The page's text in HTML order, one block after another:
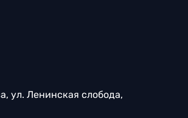
ул. Ленинская слобода,